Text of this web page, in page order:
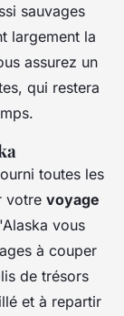
sauvages
largement la
assurez un
qui restera
toutes les
votre voyage
vous
à couper
de trésors
et à repartir